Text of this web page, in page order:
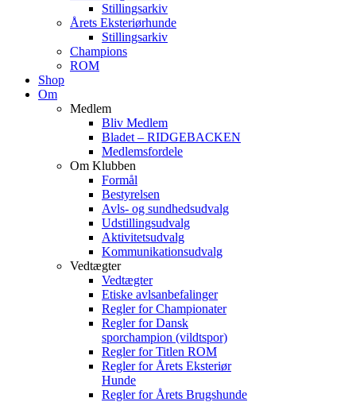
Stillingsarkiv
Årets Eksteriørhunde
Stillingsarkiv
Champions
ROM
Shop
Om
Medlem
Bliv Medlem
Bladet – RIDGEBACKEN
Medlemsfordele
Om Klubben
Formål
Bestyrelsen
Avls- og sundhedsudvalg
Udstillingsudvalg
Aktivitetsudvalg
Kommunikationsudvalg
Vedtægter
Vedtægter
Etiske avlsanbefalinger
Regler for Championater
Regler for Dansk
sporchampion (vildtspor)
Regler for Titlen ROM
Regler for Årets Eksteriør
Hunde
Regler for Årets Brugshunde